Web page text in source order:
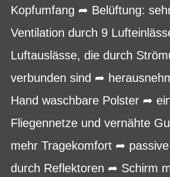
Kopfumfang ➦ Belüftung:
Ventilation durch 9
Luftauslässe, die durch
verbunden sind ➦
Hand waschbare Polster ➦
Fliegennetze und vernähte
mehr Tragekomfort ➦
durch Reflektoren ➦ Schirm